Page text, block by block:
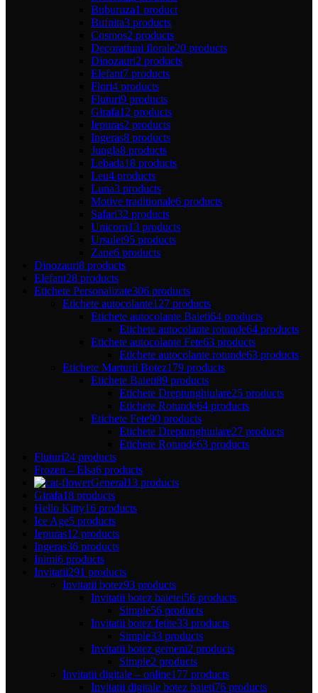
Buburuza1 product
Bufnita3 products
Cosmos2 products
Decoratiuni florale20 products
Dinozauri2 products
Elefant7 products
Flori4 products
Fluturi9 products
Girafa12 products
Iepuras2 products
Ingeras8 products
Jungla8 products
Lebada18 products
Leu4 products
Luna3 products
Motive traditionale6 products
Safari32 products
Unicorn13 products
Ursulet95 products
Zane6 products
Dinozauri8 products
Elefant28 products
Etichete Personalizate306 products
Etichete autocolante127 products
Etichete autocolante Baieti64 products
Etichete autocolante rotunde64 products
Etichete autocolante Fete63 products
Etichete autocolante rotunde63 products
Etichete Marturii Botez179 products
Etichete Baieti89 products
Etichete Dreptunghiulare25 products
Etichete Rotunde64 products
Etichete Fete90 products
Etichete Dreptunghiulare27 products
Etichete Rotunde63 products
Fluturi24 products
Frozen – Elsa6 products
General13 products
Girafa18 products
Hello Kitty16 products
Ice Age5 products
Iepuras12 products
Ingeras36 products
Inimi6 products
Invitatii291 products
Invitatii botez93 products
Invitatii botez baietei56 products
Simple56 products
Invitatii botez fetite33 products
Simple33 products
Invitatii botez gemeni2 products
Simple2 products
Invitatii digitale – online177 products
Invitatii digitale botez baieti76 products